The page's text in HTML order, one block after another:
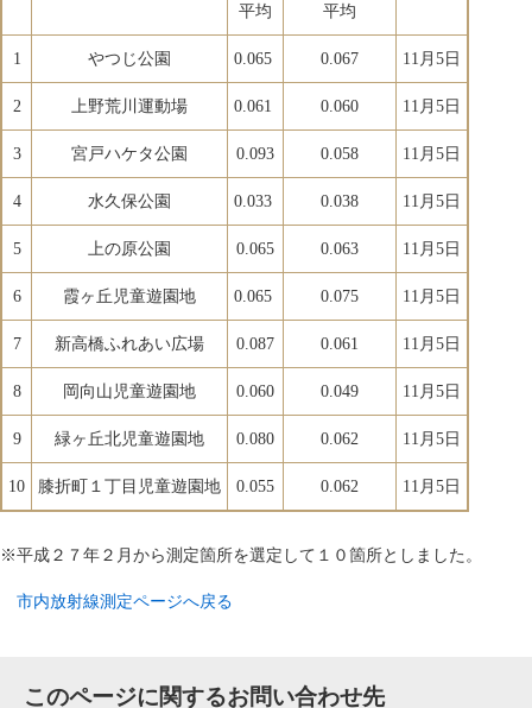
平均
平均
1 やつじ公園 0.065 0.067 11月5日
2 上野荒川運動場 0.061 0.060 11月5日
3 宮戸ハケタ公園 0.093 0.058 11月5日
4 水久保公園 0.033 0.038 11月5日
5 上の原公園 0.065 0.063 11月5日
6 霞ヶ丘児童遊園地 0.065 0.075 11月5日
7 新高橋ふれあい広場 0.087 0.061 11月5日
8 岡向山児童遊園地 0.060 0.049 11月5日
9 緑ヶ丘北児童遊園地 0.080 0.062 11月5日
10 膝折町１丁目児童遊園地 0.055 0.062 11月5日
※平成２７年２月から測定箇所を選定して１０箇所としました。
市内放射線測定ページへ戻る
このページに関するお問い合わせ先